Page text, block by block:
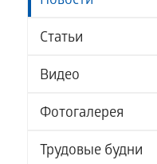
Статьи
Видео
Фотогалерея
Трудовые будни